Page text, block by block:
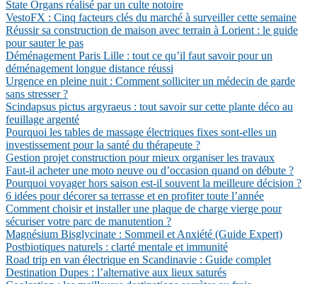
State Organs réalisé par un culte notoire
VestoFX : Cinq facteurs clés du marché à surveiller cette semaine
Réussir sa construction de maison avec terrain à Lorient : le guide
pour sauter le pas
Déménagement Paris Lille : tout ce qu’il faut savoir pour un
déménagement longue distance réussi
Urgence en pleine nuit : Comment solliciter un médecin de garde
sans stresser ?
Scindapsus pictus argyraeus : tout savoir sur cette plante déco au
feuillage argenté
Pourquoi les tables de massage électriques fixes sont-elles un
investissement pour la santé du thérapeute ?
Gestion projet construction pour mieux organiser les travaux
Faut-il acheter une moto neuve ou d’occasion quand on débute ?
Pourquoi voyager hors saison est-il souvent la meilleure décision ?
6 idées pour décorer sa terrasse et en profiter toute l’année
Comment choisir et installer une plaque de charge vierge pour
sécuriser votre parc de manutention ?
Magnésium Bisglycinate : Sommeil et Anxiété (Guide Expert)
Postbiotiques naturels : clarté mentale et immunité
Road trip en van électrique en Scandinavie : Guide complet
Destination Dupes : l’alternative aux lieux saturés